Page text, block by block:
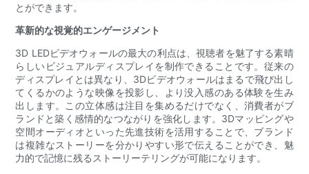
とができます。
革新的な視覚的エンゲージメント
3D LEDビデオウォールの最大の利点は、視聴者を魅了する素晴
らしいビジュアルディスプレイを制作できることです。従来の
ディスプレイとは異なり、3Dビデオウォールはまるで飛び出し
てくるかのような映像を投影し、より没入感のある体験を生み
出します。この立体感は注目を集めるだけでなく、消費者がブ
ランドと築く感情的なつながりを強化します。3Dマッピングや
空間オーディオといった先進技術を活用することで、ブランド
は複雑なストーリーを分かりやすい形で伝えることができ、魅
力的で記憶に残るストーリーテリングが可能になります。